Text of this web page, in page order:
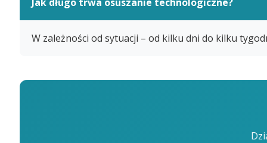
W zależności od sytuacji – od kilku dni do kilku